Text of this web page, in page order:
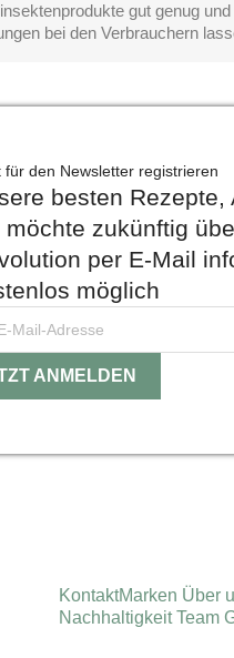
gut genug
bei den Verbrauchern
für den Newsletter registrieren
besten
möchte zukünftig
per E-Mail
möglich
KontaktMarken Über
NachhaltigkeitTeam